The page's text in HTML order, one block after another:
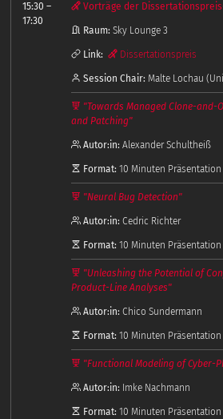
15:30 –
17:30
Vorträge der
Raum: Sky Lounge 3
Link: Dissertationspreis
Session Chair: Malte Lochau
"Towards Managed Clone-and-
and Patching"
Autor:in: Alexander Schultheiß
Format: 10 Minuten
"Neural Bug Detection"
Autor:in: Cedric Richter
Format: 10 Minuten
"Unleashing the Potential of
Product-Line Analyses"
Autor:in: Chico Sundermann
Format: 10 Minuten
"Functional Modeling of Cyber-
Autor:in: Imke Nachmann
Format: 10 Minuten